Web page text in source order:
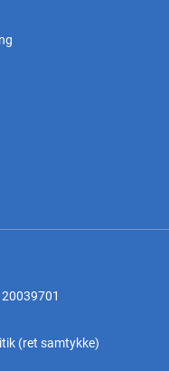
20039701
(ret samtykke)